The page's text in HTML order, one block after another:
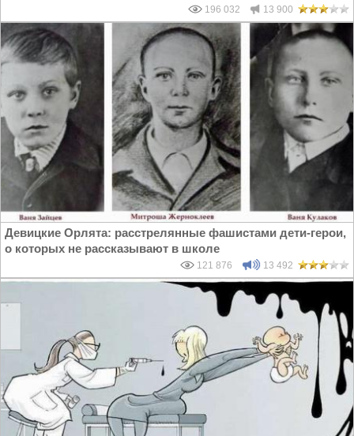
196 032 13 900
Девицкие Орлята: расстрелянные фашистами дети-герои,
о которых не рассказывают в школе
121 876 13 492